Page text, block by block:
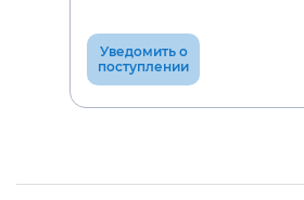
Уведомить о
поступлении